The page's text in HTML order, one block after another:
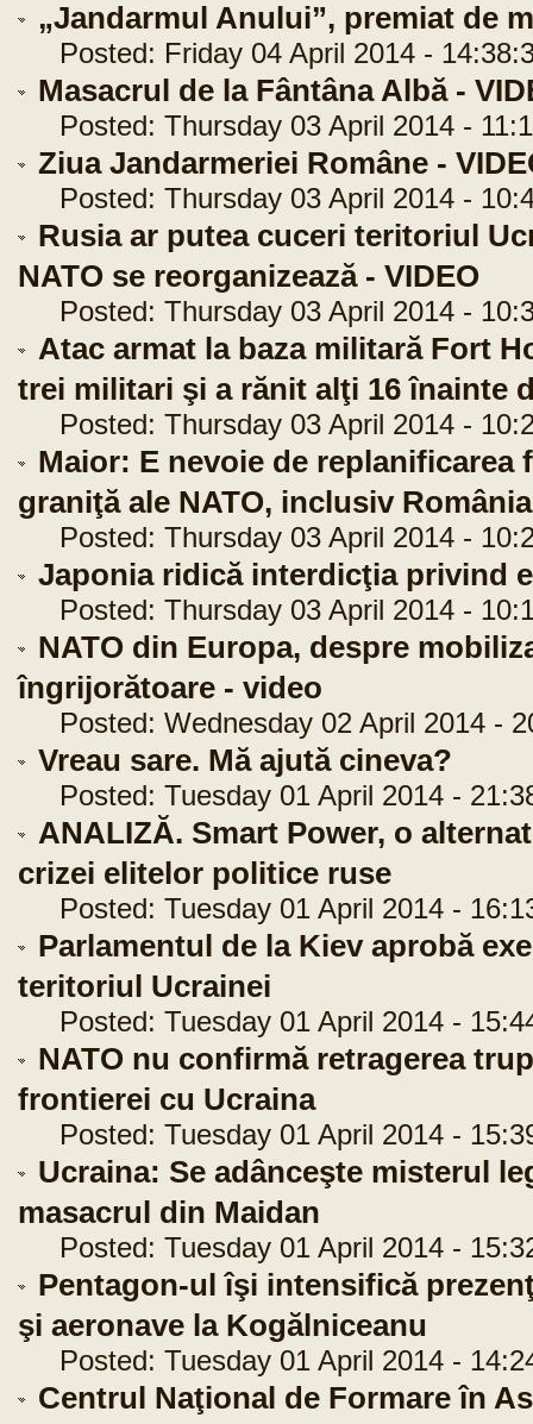
„Jandarmul Anului”, premiat de
Posted: Friday 04 April 2014 -
Masacrul de la Fântâna Albă -
Posted: Thursday 03 April 2014 -
Ziua Jandarmeriei Române -
Posted: Thursday 03 April 2014 -
Rusia ar putea cuceri teritoriul
NATO se reorganizează - VIDEO
Posted: Thursday 03 April 2014 -
Atac armat la baza militară Fort
trei militari şi a rănit alţi 16 înainte
Posted: Thursday 03 April 2014 -
Maior: E nevoie de
graniţă ale NATO, inclusiv România
Posted: Thursday 03 April 2014 -
Japonia ridică interdicţia privind
Posted: Thursday 03 April 2014 -
NATO din Europa, despre
îngrijorătoare - video
Posted: Wednesday 02 April 2014 -
Vreau sare. Mă ajută cineva?
Posted: Tuesday 01 April 2014 -
ANALIZĂ. Smart Power, o
crizei elitelor politice ruse
Posted: Tuesday 01 April 2014 -
Parlamentul de la Kiev aprobă
teritoriul Ucrainei
Posted: Tuesday 01 April 2014 -
NATO nu confirmă retragerea
frontierei cu Ucraina
Posted: Tuesday 01 April 2014 -
Ucraina: Se adânceşte misterul
masacrul din Maidan
Posted: Tuesday 01 April 2014 -
Pentagon-ul îşi intensifică
şi aeronave la Kogălniceanu
Posted: Tuesday 01 April 2014 -
Centrul Naţional de Formare în